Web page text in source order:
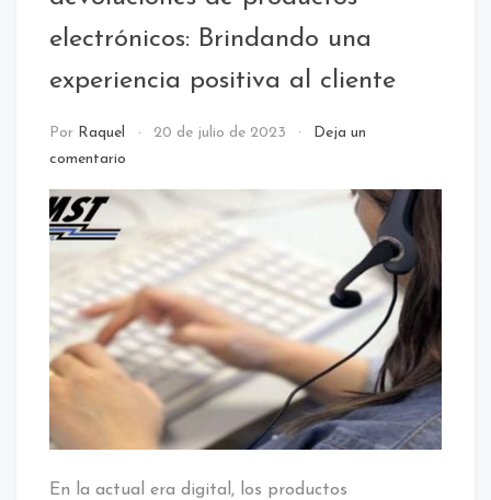
Calidad
Call
center
experience
/
/
CX
/
Humanizar
electrónicos: Brindando una
experiencia positiva al cliente
Por Raquel 20 de julio de 2023 NOTICIAS
Deja un
comentario
En la actual era digital, los productos